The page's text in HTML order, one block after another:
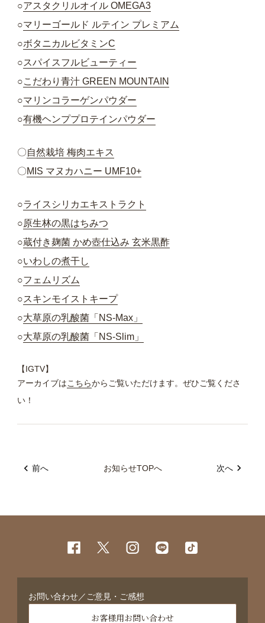
○アスタクリルオイル OMEGA3
○マリーゴールド ルテイン プレミアム
○ボタニカルビタミンC
○スパイスフルビューティー
○こだわり青汁 GREEN MOUNTAIN
○マリンコラーゲンパウダー
○有機ヘンププロテインパウダー
〇自然栽培 梅肉エキス
〇MIS マヌカハニー UMF10+
○ライスシリカエキストラクト
○原生林の黒はちみつ
○蔵付き麹菌 かめ壺仕込み 玄米黒酢
○いわしの煮干し
○フェムリズム
○スキンモイストキープ
○大草原の乳酸菌「NS-Max」
○大草原の乳酸菌「NS-Slim」
【IGTV】
アーカイブはこちらからご覧いただけます。ぜひご覧くださ
い！
前へ お知らせTOPへ 次へ
お問い合わせ／ご意見・ご感想
お客様用お問い合わせ